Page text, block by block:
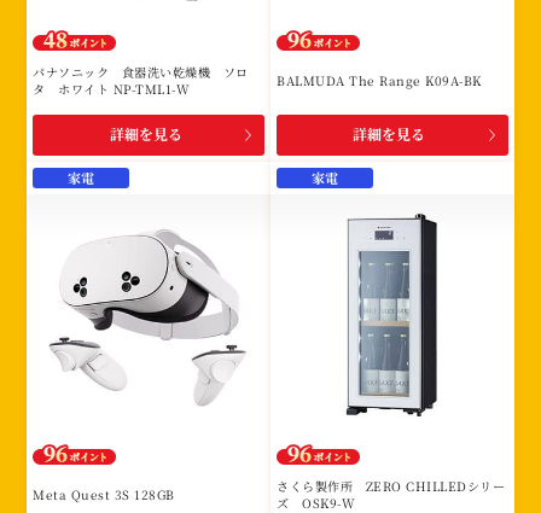
パナソニック 食器洗い乾燥機 ソロ
タ ホワイト NP-TML1-W
詳細を見る
BALMUDA The Range K09A-BK
詳細を見る
家電
Meta Quest 3S 128GB
家電
さくら製作所 ZERO CHILLEDシリー
ズ OSK9-W